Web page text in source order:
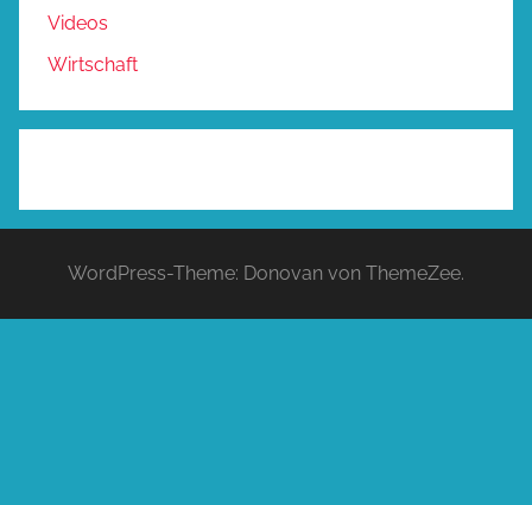
Videos
Wirtschaft
WordPress-Theme: Donovan von ThemeZee.